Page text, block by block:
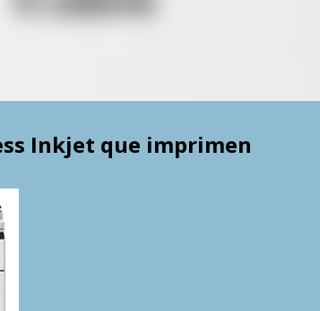
Inkjet que imprimen